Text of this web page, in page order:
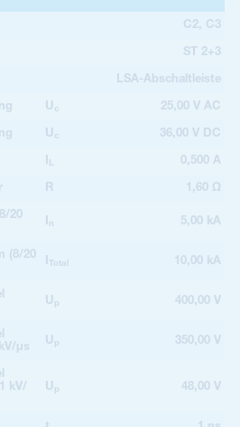
C2, C3
ST 2+3
LSA-Abschaltleiste
U c 25,00 V AC
U c 36,00 V DC
L 0,500 A
R 1,60 Ω
20
n 5,00 kA
(8/20
Total 10,00 kA
U p 400,00 V
µs
U p 350,00 V
kV/
U p 48,00 V